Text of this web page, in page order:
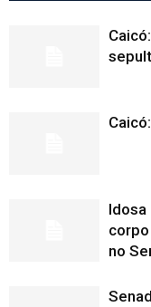
Idosa
no